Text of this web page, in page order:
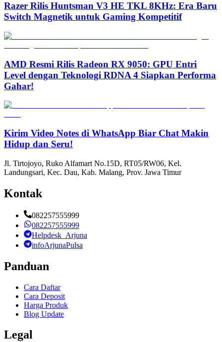
Razer Rilis Huntsman V3 HE TKL 8KHz: Era Baru
Switch Magnetik untuk Gaming Kompetitif
AMD Resmi Rilis Radeon RX 9050: GPU Entri
Level dengan Teknologi RDNA 4 Siapkan Performa
Gahar!
Kirim Video Notes di WhatsApp Biar Chat Makin
Hidup dan Seru!
Jl. Tirtojoyo, Ruko Alfamart No.15D, RT05/RW06, Kel.
Landungsari, Kec. Dau, Kab. Malang, Prov. Jawa Timur
Kontak
082257555999
082257555999
Helpdesk_Arjuna
infoArjunaPulsa
Panduan
Cara Daftar
Cara Deposit
Harga Produk
Blog Update
Legal